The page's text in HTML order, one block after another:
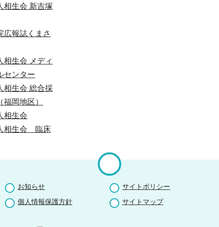
お知らせ
サイトポリシー
個人情報保護方針
サイトマップ